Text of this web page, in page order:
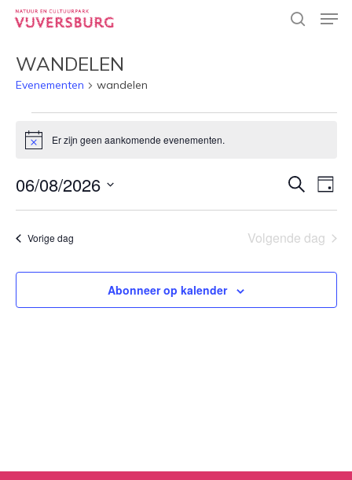
Skip
content
WANDELEN
Evenementen wandelen
EVENEMENTEN
IN
6
AUGUSTUS
2026
BerichtEr zijn geen aankomende evenementen.
EN
Zoeken
Dag
06/08/2026
datum.
Vorige dag Volgende dag
Abonneer op kalender